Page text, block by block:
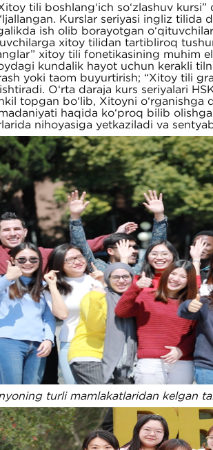
tili boshlang‘ich so‘zlashuv
Kurslar seriyasi ingliz tilida
ish olib borayotgan
xitoy tilidan tartibliroq
xitoy tili fonetikasining muhim
kundalik hayot uchun kerakli
yoki taom buyurtirish; “Xitoy tili
O‘rta daraja kurs seriyalari
topgan bo‘lib, Xitoyni
haqida ko‘proq bilib
nihoyasiga yetkaziladi va
turli mamlakatlaridan kelgan